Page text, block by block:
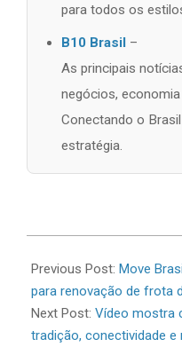
para todos os
B10 Brasil –
As principais
negócios,
Conectando o
estratégia.
06-
16
Previous Post: Move
para renovação de frota
Next Post: Vídeo mostra
tradição, conectividade